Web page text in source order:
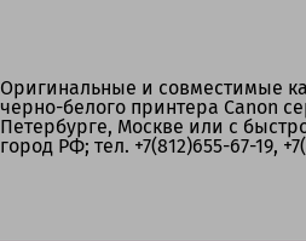
Оригинальные и совместимые
черно-белого принтера Canon
Петербурге, Москве или с
город РФ; тел. +7(812)655-67-19,